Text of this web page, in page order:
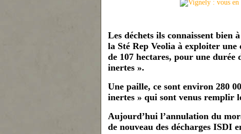
Les déchets ils connaissent bien
la Sté Rep Veolia à exploiter une
de 107 hectares, pour une durée
inertes ».
Une paille, ce sont environ 280
inertes » qui sont venus remplir
Aujourd’hui l’annulation du
de nouveau des décharges ISDI